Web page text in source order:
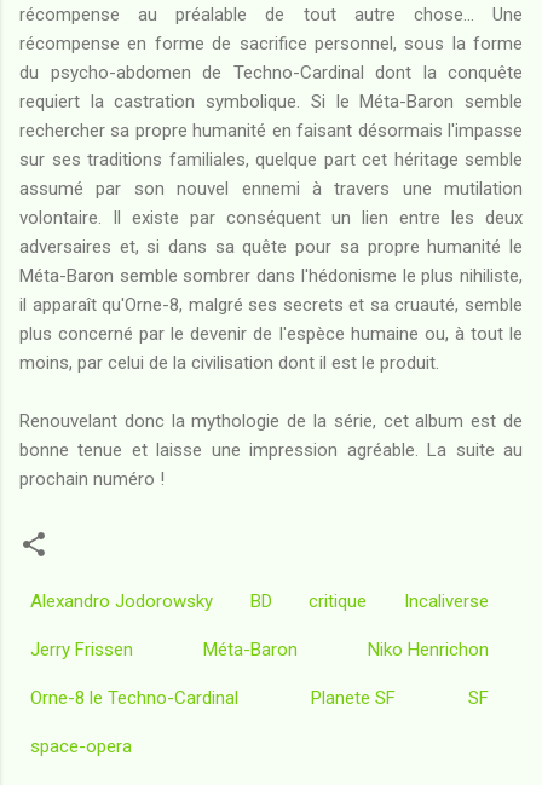
récompense au préalable de tout autre chose... Une
récompense en forme de sacrifice personnel, sous la forme
du psycho-abdomen de Techno-Cardinal dont la conquête
requiert la castration symbolique. Si le Méta-Baron semble
rechercher sa propre humanité en faisant désormais l'impasse
sur ses traditions familiales, quelque part cet héritage semble
assumé par son nouvel ennemi à travers une mutilation
volontaire. Il existe par conséquent un lien entre les deux
adversaires et, si dans sa quête pour sa propre humanité le
Méta-Baron semble sombrer dans l'hédonisme le plus nihiliste,
il apparaît qu'Orne-8, malgré ses secrets et sa cruauté, semble
plus concerné par le devenir de l'espèce humaine ou, à tout le
moins, par celui de la civilisation dont il est le produit.
Renouvelant donc la mythologie de la série, cet album est de
bonne tenue et laisse une impression agréable. La suite au
prochain numéro !
Alexandro Jodorowsky BD critique Incaliverse
Jerry Frissen Méta-Baron Niko Henrichon
Orne-8 le Techno-Cardinal Planete SF SF
space-opera